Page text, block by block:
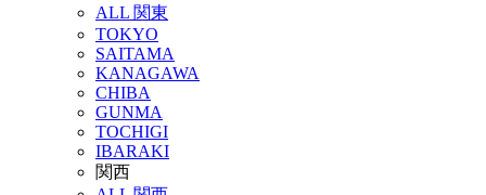
ALL 関東
TOKYO
SAITAMA
KANAGAWA
CHIBA
GUNMA
TOCHIGI
IBARAKI
関西